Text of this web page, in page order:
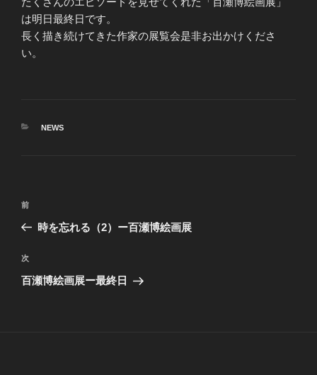
は明日最終日です。
長く描き続けてきた作家の展覧会是非お出かけくださ
い。
カ
NEWS
投
ビ
ゲ
前
の
稿
前
時を忘れる（2）ー百瀬博絵画展
次
の
次
百瀬博絵画展ー最終日